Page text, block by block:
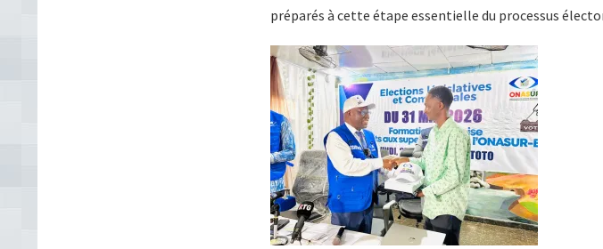
préparés à cette étape essentielle du processus